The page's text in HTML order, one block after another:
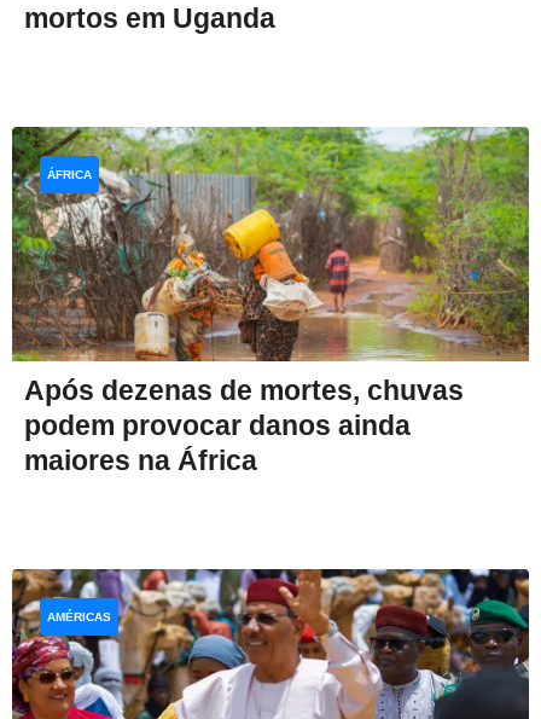
mortos em Uganda
Após dezenas de mortes, chuvas
podem provocar danos ainda
maiores na África
ÁFRICA
AMÉRICAS